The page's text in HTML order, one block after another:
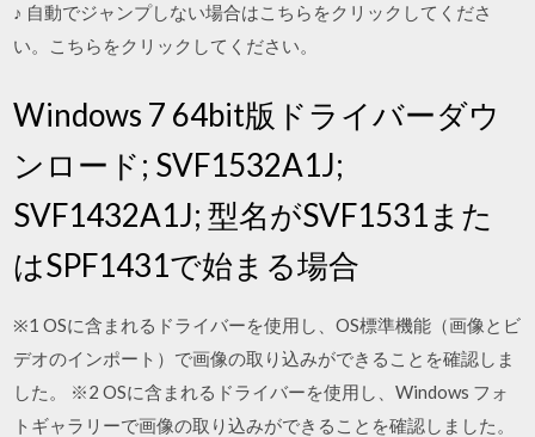
♪ 自動でジャンプしない場合はこちらをクリックしてくださ
い。こちらをクリックしてください。
Windows 7 64bit版ドライバーダウ
ンロード; SVF1532A1J;
SVF1432A1J; 型名がSVF1531また
はSPF1431で始まる場合
※1 OSに含まれるドライバーを使用し、OS標準機能（画像とビ
デオのインポート）で画像の取り込みができることを確認しま
した。 ※2 OSに含まれるドライバーを使用し、Windows フォ
トギャラリーで画像の取り込みができることを確認しました。